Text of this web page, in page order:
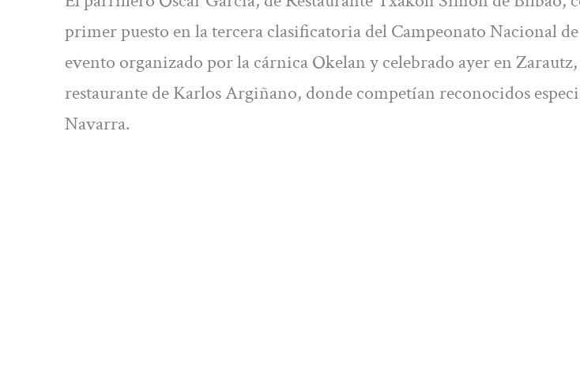
primer puesto en la tercera clasificatoria del Campeonato Nacional
evento organizado por la cárnica Okelan y celebrado ayer en
restaurante de Karlos Argiñano, donde competían reconocidos
Navarra.